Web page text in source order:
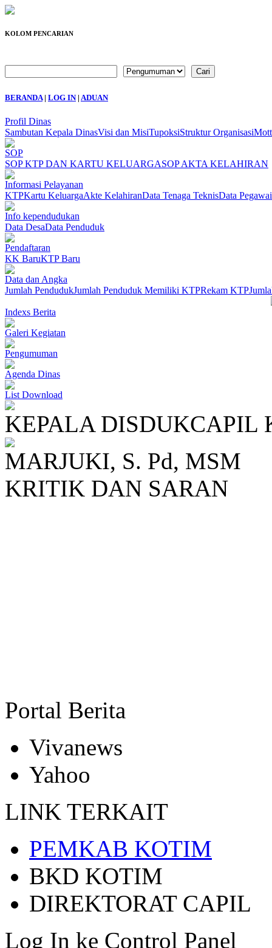
KOLOM PENCARIAN
BERANDA| LOG IN| ADUAN
Profil Dinas
Sambutan Kepala DinasVisi dan MisiTupoksiStruktur Organisasi
SOP
SOP KTP DAN KARTU KELUARGASOP AKTA KELAHIRAN
Informasi Pelayanan
KTPKartu KeluargaAkte KelahiranData Tenaga TeknisData Pegawai
Info kependudukan
Data DesaData Penduduk
Pendaftaran
KK BaruKTP Baru
Data dan Angka
Jumlah PendudukJumlah Penduduk Memiliki KTPRekam KTP
Indexs Berita
Galeri Kegiatan
Pengumuman
Agenda Dinas
List Download
KEPALA DISDUKCAPIL
MARJUKI, S. Pd, MSM
KRITIK DAN SARAN
Portal Berita
Vivanews
Yahoo
LINK TERKAIT
PEMKAB KOTIM
BKD KOTIM
DIREKTORAT CAPIL
Log In ke Control Panel